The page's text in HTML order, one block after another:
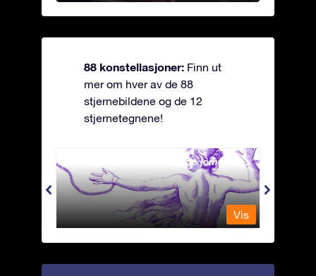
88 konstellasjoner: Finn ut
mer om hver av de 88
stjernebildene og de 12
stjernetegnene!
Andromeda - Den lenkede jomfrua
Vis